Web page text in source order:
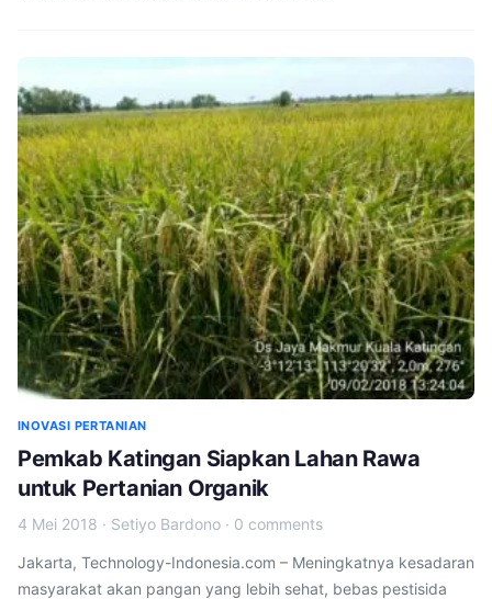
INOVASI PERTANIAN
Pemkab Katingan Siapkan Lahan Rawa
untuk Pertanian Organik
4 Mei 2018 · Setiyo Bardono · 0 comments
Jakarta, Technology-Indonesia.com – Meningkatnya kesadaran
masyarakat akan pangan yang lebih sehat, bebas pestisida